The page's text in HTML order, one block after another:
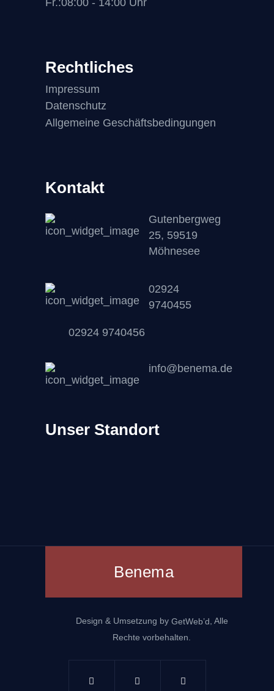
Fr.:08:00 - 14:00 Uhr
Rechtliches
Impressum
Datenschutz
Allgemeine Geschäftsbedingungen
Kontakt
Gutenbergweg
25, 59519
Möhnesee
02924
9740455
02924 9740456
info@benema.de
Unser Standort
Benema
Design & Umsetzung by GetWeb’d , Alle
Rechte vorbehalten.